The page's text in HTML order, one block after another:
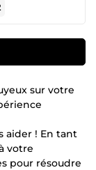
sur votre
aider ! En tant
votre
pour résoudre